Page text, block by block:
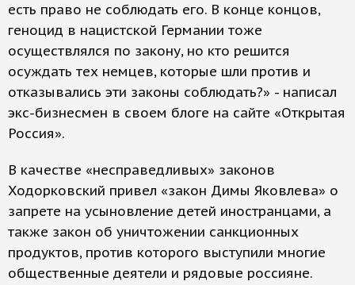
есть право не соблюдать его. В конце концов,
геноцид в нацистской Германии тоже
осуществлялся по закону, но кто решится
осуждать тех немцев, которые шли против и
отказывались эти законы соблюдать?» - написал
экс-бизнесмен в своем блоге на сайте «Открытая
Россия».
В качестве «несправедливых» законов
Ходорковский привел «закон Димы Яковлева» о
запрете на усыновление детей иностранцами, а
также закон об уничтожении санкционных
продуктов, против которого выступили многие
общественные деятели и рядовые россияне.